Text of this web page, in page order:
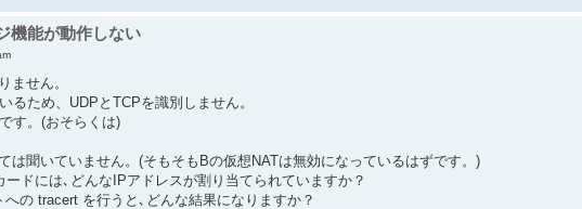
機能が動作しない
ません。
るため、UDPとTCPを識別しません。
す。(おそらくは)
は聞いていません。(そもそもBの仮想NATは無効になっているはずです。)
ドには､どんなIPアドレスが割り当てられていますか？
の tracert を行うと､どんな結果になりますか？